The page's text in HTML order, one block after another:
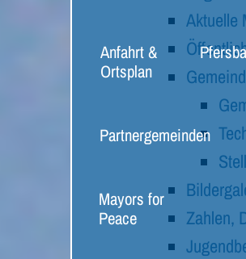
Anfahrt &
Ortsplan
Partnergemeinden
Mayors for
Peace
Aktuelle
Zahlen,